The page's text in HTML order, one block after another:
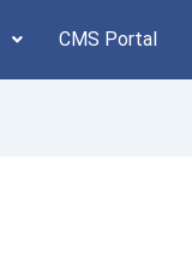
CMS Portal